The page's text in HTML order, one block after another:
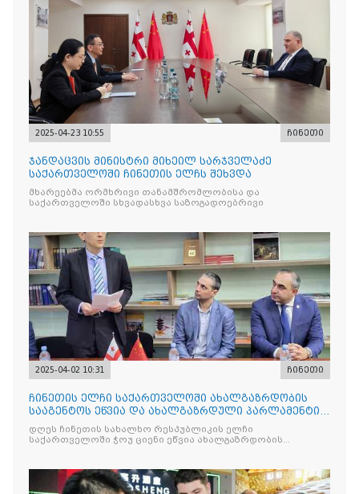
2025-04-23 10:55 ჩინეთი
ჯანდაცვის მინისტრი მიხეილ სარჯველაძე
საქართველოში ჩინეთის ელჩს შეხვდა
მხარეებმა ორმხრივი თანამშრომლობისა და
საქართველოში სხვადასხვა საზოგადოებრივი
2025-04-02 10:31 ჩინეთი
ჩინეთის ელჩი საქართველოში ახალგაზრდობის
სააგენტოს ეწვია და ახალგაზრდული პარლამენტის
სტუდენტებს შეხვდ
დღეს ჩინეთის სახალხო რესპუბლიკის ელჩი
საქართველოში ჭოუ ციენი ეწვია ახალგაზრდობის